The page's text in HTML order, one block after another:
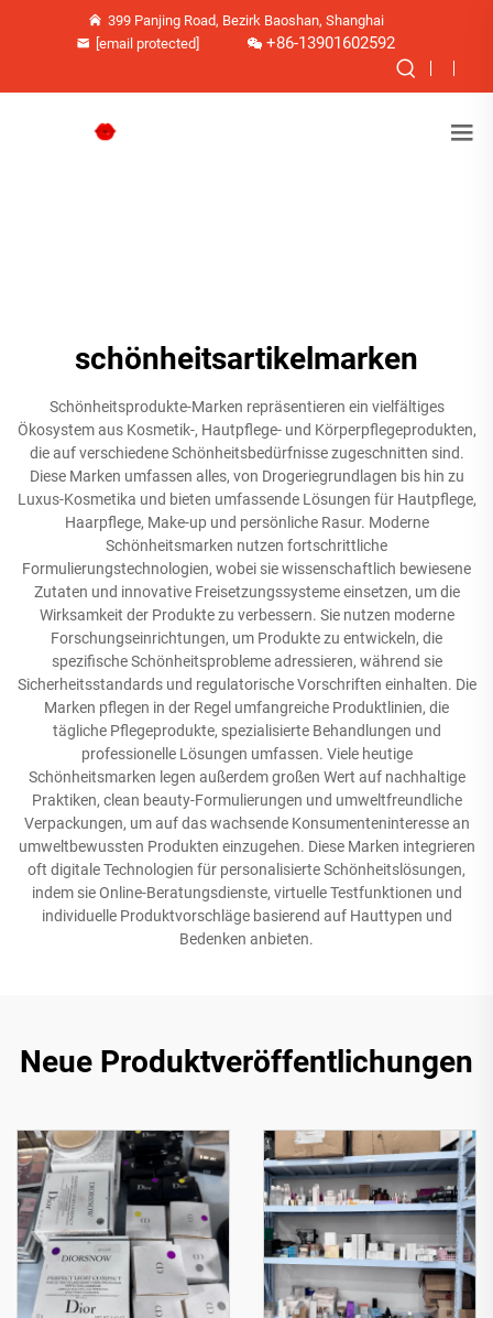
399 Panjing Road, Bezirk Baoshan, Shanghai
[email protected]
+86-13901602592
schönheitsartikelmarken
Schönheitsprodukte-Marken repräsentieren ein vielfältiges
Ökosystem aus Kosmetik-, Hautpflege- und Körperpflegeprodukten,
die auf verschiedene Schönheitsbedürfnisse zugeschnitten sind.
Diese Marken umfassen alles, von Drogeriegrundlagen bis hin zu
Luxus-Kosmetika und bieten umfassende Lösungen für Hautpflege,
Haarpflege, Make-up und persönliche Rasur. Moderne
Schönheitsmarken nutzen fortschrittliche
Formulierungstechnologien, wobei sie wissenschaftlich bewiesene
Zutaten und innovative Freisetzungssysteme einsetzen, um die
Wirksamkeit der Produkte zu verbessern. Sie nutzen moderne
Forschungseinrichtungen, um Produkte zu entwickeln, die
spezifische Schönheitsprobleme adressieren, während sie
Sicherheitsstandards und regulatorische Vorschriften einhalten. Die
Marken pflegen in der Regel umfangreiche Produktlinien, die
tägliche Pflegeprodukte, spezialisierte Behandlungen und
professionelle Lösungen umfassen. Viele heutige
Schönheitsmarken legen außerdem großen Wert auf nachhaltige
Praktiken, clean beauty-Formulierungen und umweltfreundliche
Verpackungen, um auf das wachsende Konsumenteninteresse an
umweltbewussten Produkten einzugehen. Diese Marken integrieren
oft digitale Technologien für personalisierte Schönheitslösungen,
indem sie Online-Beratungsdienste, virtuelle Testfunktionen und
individuelle Produktvorschläge basierend auf Hauttypen und
Bedenken anbieten.
Neue Produktveröffentlichungen